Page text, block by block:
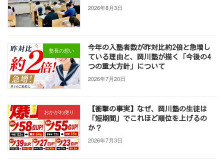
2026年8月3日
塾長の想い
今年の入塾者数が昨対比約2倍と急増し
ている理由と、岡川塾が描く「今後の4
つの重大方針」について
2026年7月20日
おかがわ便り
【衝撃の事実】なぜ、岡川塾の生徒は
「短期間」でこれほど順位を上げるの
か？
2026年7月3日